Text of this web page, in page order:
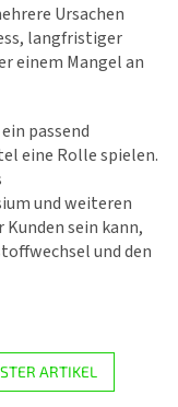
Ursachen
langfristiger
einem Mangel an
passend
eine Rolle spielen.
und weiteren
sein kann,
und den
ARTIKEL